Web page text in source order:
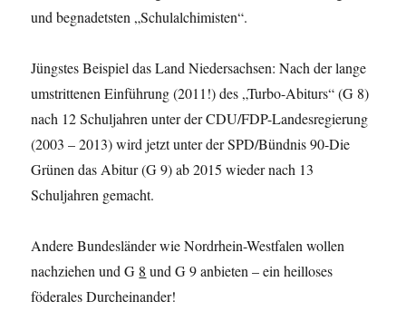
und begnadetsten „Schulalchimisten“.
Jüngstes Beispiel das Land Niedersachsen: Nach der lange
umstrittenen Einführung (2011!) des „Turbo-Abiturs“ (G 8)
nach 12 Schuljahren unter der CDU/FDP-Landesregierung
(2003 – 2013) wird jetzt unter der SPD/Bündnis 90-Die
Grünen das Abitur (G 9) ab 2015 wieder nach 13
Schuljahren gemacht.
Andere Bundesländer wie Nordrhein-Westfalen wollen
nachziehen und G 8 und G 9 anbieten – ein heilloses
föderales Durcheinander!